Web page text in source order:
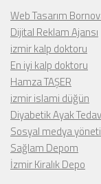
Web Tasarım
Dijital Reklam Ajansı
izmir kalp doktoru
En iyi kalp doktoru
Hamza TAŞER
izmir islami düğün
Diyabetik Ayak
Sosyal medya
Sağlam Depom
İzmir Kiralık Depo